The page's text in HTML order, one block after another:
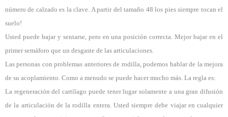
número de calzado es la clave. A partir del tamaño 48 los pies siempre tocan el
suelo!
Usted puede bajar y sentarse, pero en una posición correcta. Mejor bajar en el
primer semáforo que un desgaste de las articulaciones.
Las personas con problemas anteriores de rodilla, podemos hablar de la mejora
de su acoplamiento. Como a menudo se puede hacer mucho más. La regla es:
La regeneración del cartílago puede tener lugar solamente a una gran difusión
de la articulación de la rodilla entera. Usted siempre debe viajar en cualquier